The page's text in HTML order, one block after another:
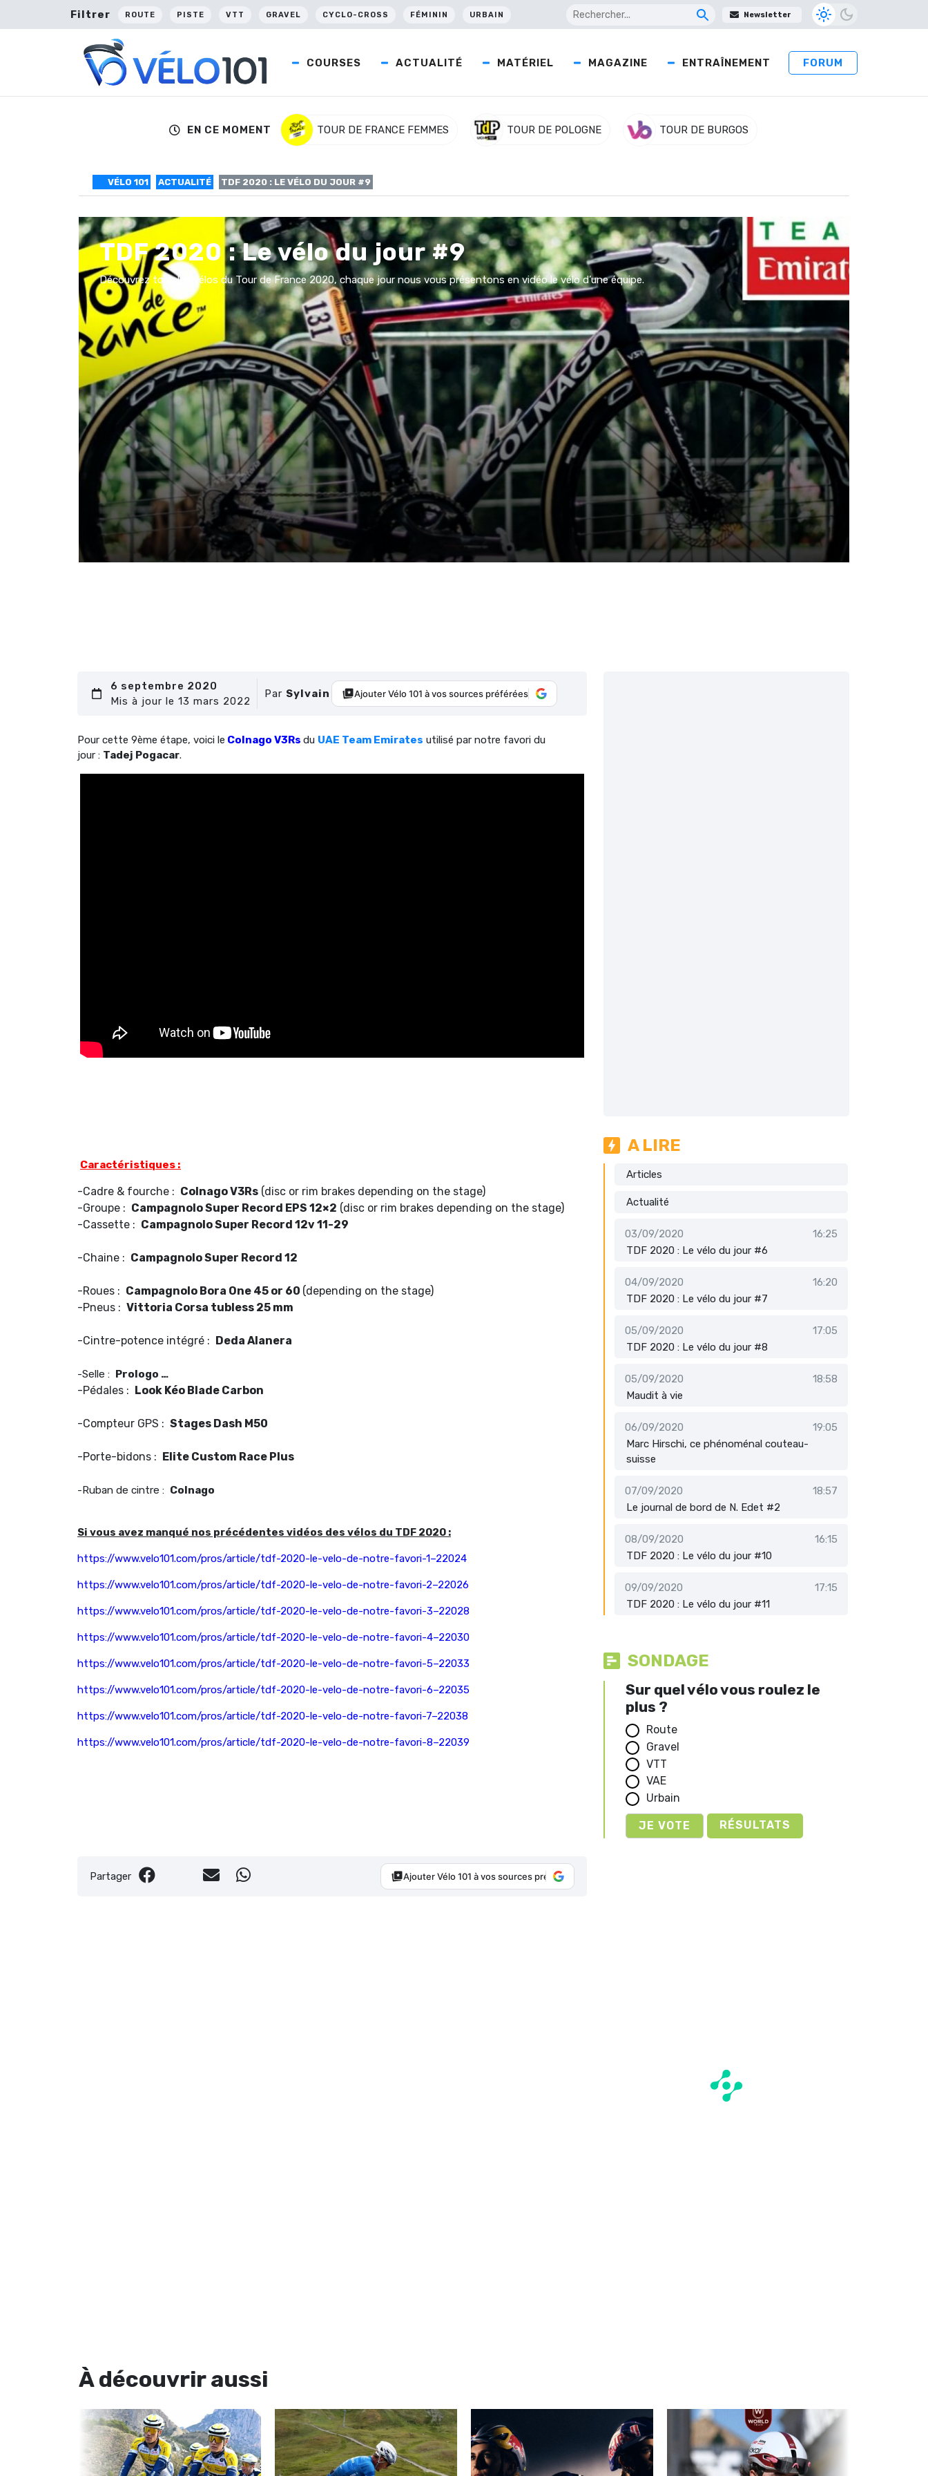
Filtrer ROUTE PISTE VTT GRAVEL CYCLO-CROSS FÉMININ URBAIN Newsletter
COURSES ACTUALITÉ MATÉRIEL MAGAZINE ENTRAÎNEMENT FORUM
EN CE MOMENT TOUR DE FRANCE FEMMES TOUR DE POLOGNE TOUR DE BURGOS
VÉLO 101 ACTUALITÉ TDF 2020 : LE VÉLO DU JOUR #9
TDF 2020 : Le vélo du jour #9
Découvrez tous les vélos du Tour de France 2020, chaque jour nous vous présentons en vidéo le vélo d’une équipe.
6 septembre 2020
Mis à jour le 13 mars 2022
Par Sylvain Ajouter Vélo 101 à vos sources préférées
Pour cette 9ème étape, voici le Colnago V3Rs du UAE Team Emirates utilisé par notre favori du
jour : Tadej Pogacar.
Caractéristiques :
-Cadre & fourche : Colnago V3Rs (disc or rim brakes depending on the stage)
-Groupe : Campagnolo Super Record EPS 12×2 (disc or rim brakes depending on the stage)
-Cassette : Campagnolo Super Record 12v 11-29
-Chaine : Campagnolo Super Record 12
-Roues : Campagnolo Bora One 45 or 60 (depending on the stage)
-Pneus : Vittoria Corsa tubless 25 mm
-Cintre-potence intégré : Deda Alanera
-Selle : Prologo …
-Pédales : Look Kéo Blade Carbon
-Compteur GPS : Stages Dash M50
-Porte-bidons : Elite Custom Race Plus
-Ruban de cintre : Colnago
Si vous avez manqué nos précédentes vidéos des vélos du TDF 2020 :
https://www.velo101.com/pros/article/tdf-2020-le-velo-de-notre-favori-1–22024
https://www.velo101.com/pros/article/tdf-2020-le-velo-de-notre-favori-2–22026
https://www.velo101.com/pros/article/tdf-2020-le-velo-de-notre-favori-3–22028
https://www.velo101.com/pros/article/tdf-2020-le-velo-de-notre-favori-4–22030
https://www.velo101.com/pros/article/tdf-2020-le-velo-de-notre-favori-5–22033
https://www.velo101.com/pros/article/tdf-2020-le-velo-de-notre-favori-6–22035
https://www.velo101.com/pros/article/tdf-2020-le-velo-de-notre-favori-7–22038
https://www.velo101.com/pros/article/tdf-2020-le-velo-de-notre-favori-8–22039
Partager Ajouter Vélo 101 à vos sources préférées
A LIRE
Articles
Actualité
03/09/2020
16:25
TDF 2020 : Le vélo du jour #6
04/09/2020
16:20
TDF 2020 : Le vélo du jour #7
05/09/2020
17:05
TDF 2020 : Le vélo du jour #8
05/09/2020
18:58
Maudit à vie
06/09/2020
19:05
Marc Hirschi, ce phénoménal couteau-
suisse
07/09/2020
18:57
Le journal de bord de N. Edet #2
08/09/2020
16:15
TDF 2020 : Le vélo du jour #10
09/09/2020
17:15
TDF 2020 : Le vélo du jour #11
SONDAGE
Sur quel vélo vous roulez le
plus ?
Route
Gravel
VTT
VAE
Urbain
RÉSULTATS
À découvriraussi